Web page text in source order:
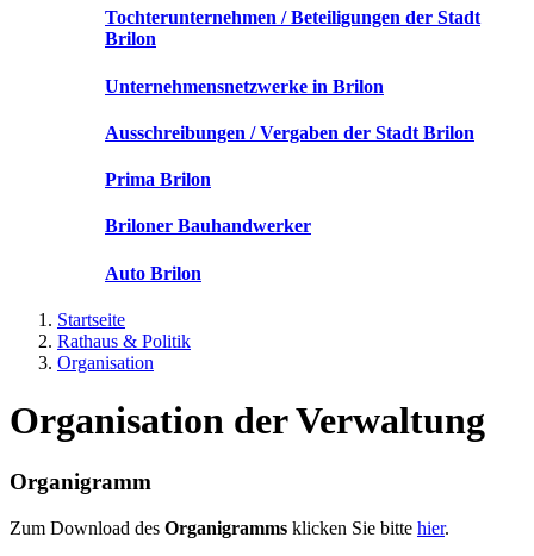
Tochterunternehmen / Beteiligungen der Stadt
Brilon
Unternehmensnetzwerke in Brilon
Ausschreibungen / Vergaben der Stadt Brilon
Prima Brilon
Briloner Bauhandwerker
Auto Brilon
Startseite
Rathaus & Politik
Organisation
Organisation der Verwaltung
Organigramm
Zum Download des Organigramms klicken Sie bitte hier.